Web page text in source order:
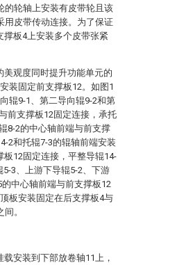
的轮轴上安装有皮带轮且该
用皮带传动连接。为了保证
撑板4上安装多个皮带张紧
观度同时提升功能单元的
装固定前支撑板12。如图1
辊9-1、第二导向辊9-2和第
前支撑板12固定连接，承托
8-2的中心轴前端与前支撑
2和托辊7-3的辊轴前端安装
12固定连接，平整导辊14-
3、上游下导辊5-2、下游
中心轴前端与前支撑板12
板安装固定在后支撑板4与
。
安装到下部放卷轴11上，